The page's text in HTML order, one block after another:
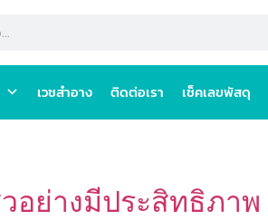
เวชสำอาง ติดต่อเรา เช็คเลขพัสดุ
อย่างมีประสิทธิภาพ